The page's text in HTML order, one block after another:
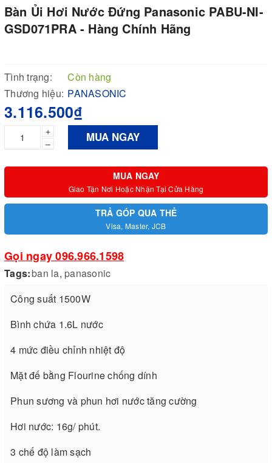
Bàn Ủi Hơi Nước Đứng Panasonic PABU-NI-
GSD071PRA - Hàng Chính Hãng
Tình trạng:
Còn hàng
Thương hiệu: PANASONIC
3.116.500₫
+
–
MUA NGAY
MUA NGAY
Giao Tận Nơi Hoặc Nhận Tại Cửa Hàng
TRẢ GÓP QUA THẺ
Visa, Master, JCB
Gọi ngay 096.966.1598
Tags:ban la, panasonic
Công suất 1500W
Bình chứa 1.6L nước
4 mức điều chỉnh nhiệt độ
Mặt đế bằng Flourine chống dính
Phun sương và phun hơi nước tăng cường
Hơi nước: 16g/ phút.
3 chế độ làm sạch